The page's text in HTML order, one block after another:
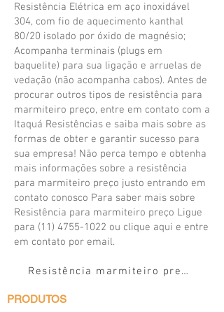
Resistência Elétrica em aço inoxidável
304, com fio de aquecimento kanthal
80/20 isolado por óxido de magnésio;
Acompanha terminais (plugs em
baquelite) para sua ligação e arruelas de
vedação (não acompanha cabos). Antes de
procurar outros tipos de resistência para
marmiteiro preço, entre em contato com a
Itaquá Resistências e saiba mais sobre as
formas de obter e garantir sucesso para
sua empresa! Não perca tempo e obtenha
mais informações sobre a resistência
para marmiteiro preço justo entrando em
contato conosco Para saber mais sobre
Resistência para marmiteiro preço Ligue
para (11) 4755-1022 ou clique aqui e entre
em contato por email.
Resistência marmiteiro preço
PRODUTOS